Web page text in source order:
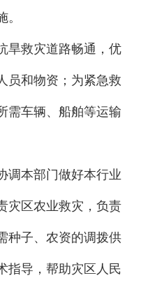
救灾道路畅通，优
员和物资；为紧急救
需车辆、船舶等运输
本部门做好本行业
灾区农业救灾，负责
种子、农资的调拨供
指导，帮助灾区人民